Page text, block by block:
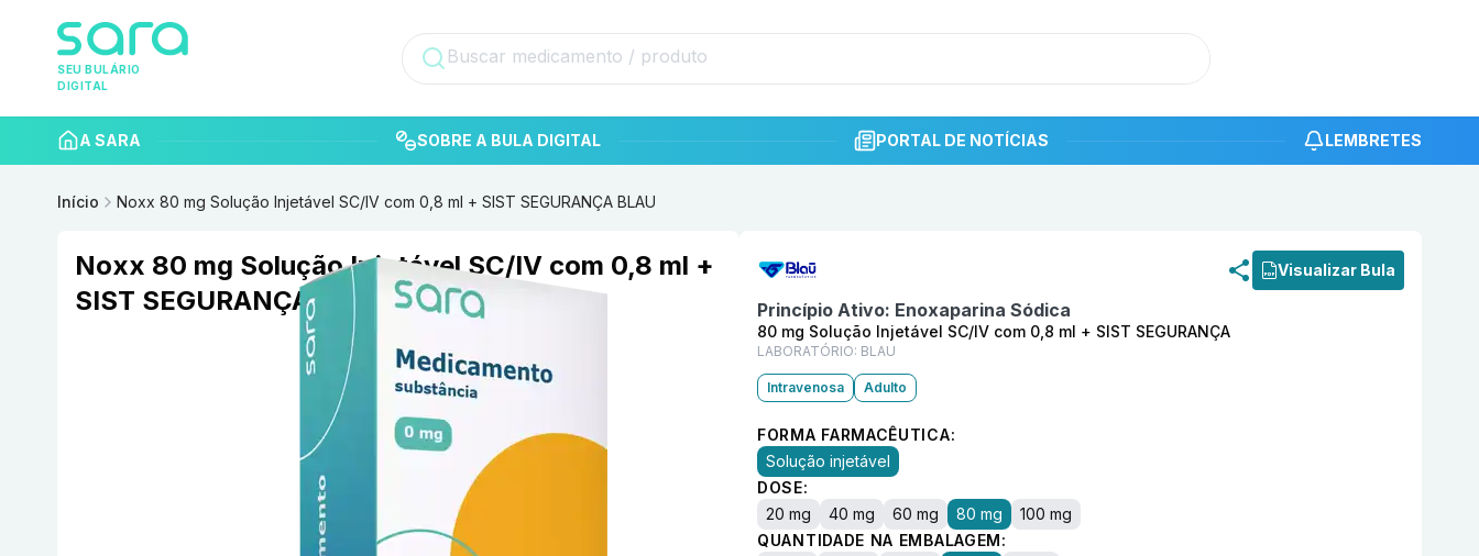
SEU BULÁRIO
DIGITAL
A SARA SOBRE A BULA DIGITAL PORTAL DE NOTÍCIAS LEMBRETES
Início Noxx 80 mg Solução Injetável SC/IV com 0,8 ml + SIST SEGURANÇA BLAU
Noxx 80 mg Solução Injetável SC/IV com 0,8 ml +
SIST SEGURANÇA BLAU
Visualizar Bula
Princípio Ativo: Enoxaparina Sódica
80 mg Solução Injetável SC/IV com 0,8 ml + SIST SEGURANÇA
LABORATÓRIO: BLAU
Intravenosa Adulto
FORMA FARMACÊUTICA:
Solução injetável
DOSE:
20 mg
40 mg 60 mg 80 mg
100 mg
QUANTIDADE NA EMBALAGEM: